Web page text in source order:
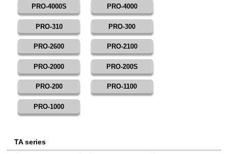
PRO-4000S PRO-4000
PRO-310 PRO-300
PRO-2600 PRO-2100
PRO-2000 PRO-200S
PRO-200 PRO-1100
PRO-1000
TA series